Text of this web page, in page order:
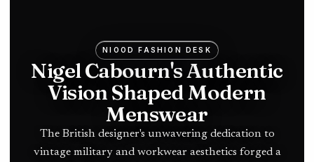
Boss in
luxury
NIOOD FASHION DESK
Nigel Cabourn's Authentic
Vision Shaped Modern
Menswear
The British designer's unwavering dedication to
vintage military and workwear aesthetics forged a